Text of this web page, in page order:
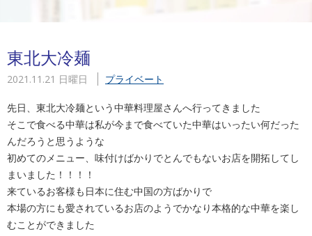
東北大冷麺
2021.11.21 日曜日 プライベート
先日、東北大冷麺という中華料理屋さんへ行ってきました
そこで食べる中華は私が今まで食べていた中華はいったい何だった
んだろうと思うような
初めてのメニュー、味付けばかりでとんでもないお店を開拓してし
まいました！！！！
来ているお客様も日本に住む中国の方ばかりで
本場の方にも愛されているお店のようでかなり本格的な中華を楽し
むことができました